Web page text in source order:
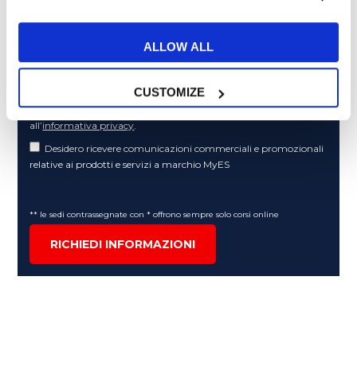
ALLOW ALL
CUSTOMIZE
Articoli dedicati a inglese nel mondo del lavoro
Articoli con tips e new sulla lingua inglese
Articoli divertenti su film e musica
In quanto di età superiore ai 16 anni, dichiaro di acconsentire
al trattamento dei miei dati personali in conformità
all’informativa privacy.
Desidero ricevere comunicazioni commerciali e promozionali
relative ai prodotti e servizi a marchio MyES
** le sedi contrassegnate con * offrono sempre solo corsi online
RICHIEDI INFORMAZIONI